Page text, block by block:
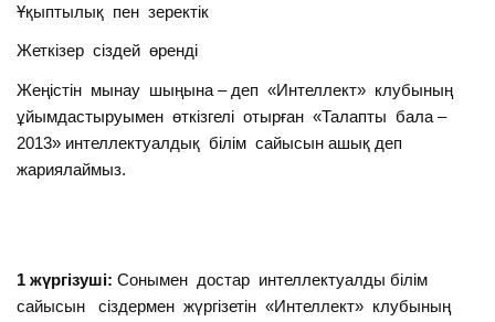
Ұқыптылық пен зеректік
Жеткізер сіздей өренді
Жеңістін мынау шыңына – деп «Интеллект» клубының
ұйымдастыруымен өткізгелі отырған «Талапты бала –
2013» интеллектуалдық білім сайысын ашық деп
жариялаймыз.
1 жүргізуші: Сонымен достар интеллектуалды білім
сайысын сіздермен жүргізетін «Интеллект» клубының